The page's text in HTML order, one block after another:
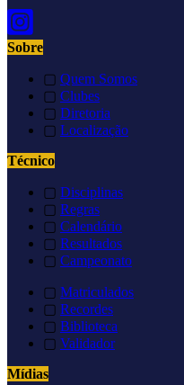
Sobre
▢ Quem Somos
▢ Clubes
▢ Diretoria
▢ Localização
Técnico
▢ Disciplinas
▢ Regras
▢ Calendário
▢ Resultados
▢ Campeonato
▢ Matriculados
▢ Recordes
▢ Biblioteca
▢ Validador
Mídias